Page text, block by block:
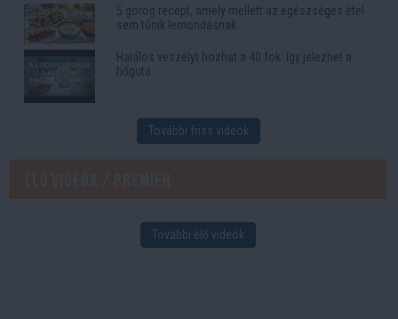
5 görög recept, amely mellett az egészséges étel
sem tűnik lemondásnak
Halálos veszélyt hozhat a 40 fok: így jelezhet a
hőguta
További friss videók
További élő videók